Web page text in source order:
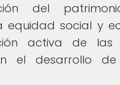
del
equidad social y
activa de las
el desarrollo